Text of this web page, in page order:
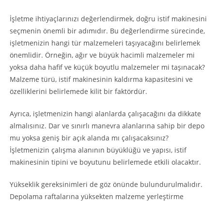
İşletme ihtiyaçlarınızı değerlendirmek, doğru istif makinesini
seçmenin önemli bir adımıdır. Bu değerlendirme sürecinde,
işletmenizin hangi tür malzemeleri taşıyacağını belirlemek
önemlidir. Örneğin, ağır ve büyük hacimli malzemeler mi
yoksa daha hafif ve küçük boyutlu malzemeler mi taşınacak?
Malzeme türü, istif makinesinin kaldırma kapasitesini ve
özelliklerini belirlemede kilit bir faktördür.
Ayrıca, işletmenizin hangi alanlarda çalışacağını da dikkate
almalısınız. Dar ve sınırlı manevra alanlarına sahip bir depo
mu yoksa geniş bir açık alanda mı çalışacaksınız?
İşletmenizin çalışma alanının büyüklüğü ve yapısı, istif
makinesinin tipini ve boyutunu belirlemede etkili olacaktır.
Yükseklik gereksinimleri de göz önünde bulundurulmalıdır.
Depolama raftalarına yüksekten malzeme yerleştirme